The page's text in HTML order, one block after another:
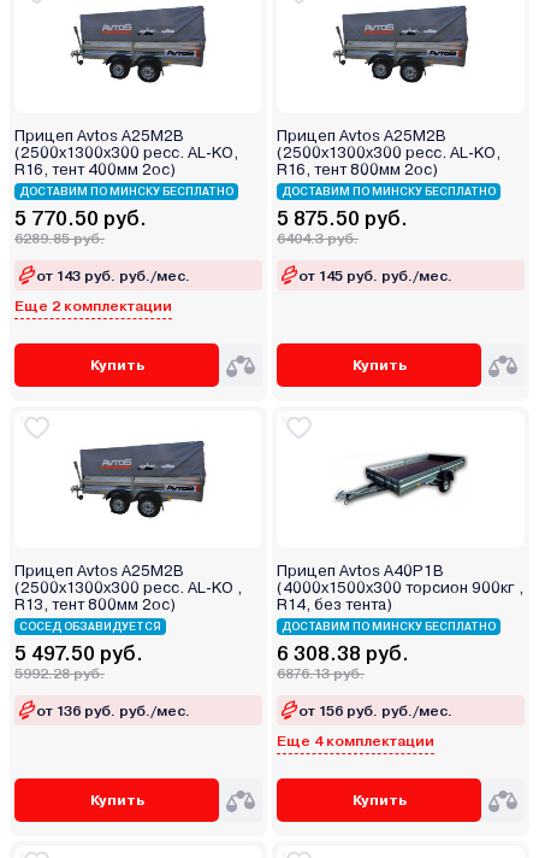
Прицеп Avtos А25М2В
(2500х1300х300 ресс. AL-KO,
R16, тент 400мм 2ос)
ДОСТАВИМ ПО МИНСКУ БЕСПЛАТНО
5 770.50 руб.
6289.85 руб.
от 143 руб. руб./мес.
Еще 2 комплектации
Купить
Прицеп Avtos А25М2В
(2500х1300х300 ресс. AL-KO,
R16, тент 800мм 2ос)
ДОСТАВИМ ПО МИНСКУ БЕСПЛАТНО
5 875.50 руб.
6404.3 руб.
от 145 руб. руб./мес.
Купить
Прицеп Avtos А25М2В
(2500х1300х300 ресс. AL-KO ,
R13, тент 800мм 2ос)
СОСЕД ОБЗАВИДУЕТСЯ
5 497.50 руб.
5992.28 руб.
от 136 руб. руб./мес.
Купить
Прицеп Avtos A40P1B
(4000х1500х300 торсион 900кг ,
R14, без тента)
ДОСТАВИМ ПО МИНСКУ БЕСПЛАТНО
6 308.38 руб.
6876.13 руб.
от 156 руб. руб./мес.
Еще 4 комплектации
Купить